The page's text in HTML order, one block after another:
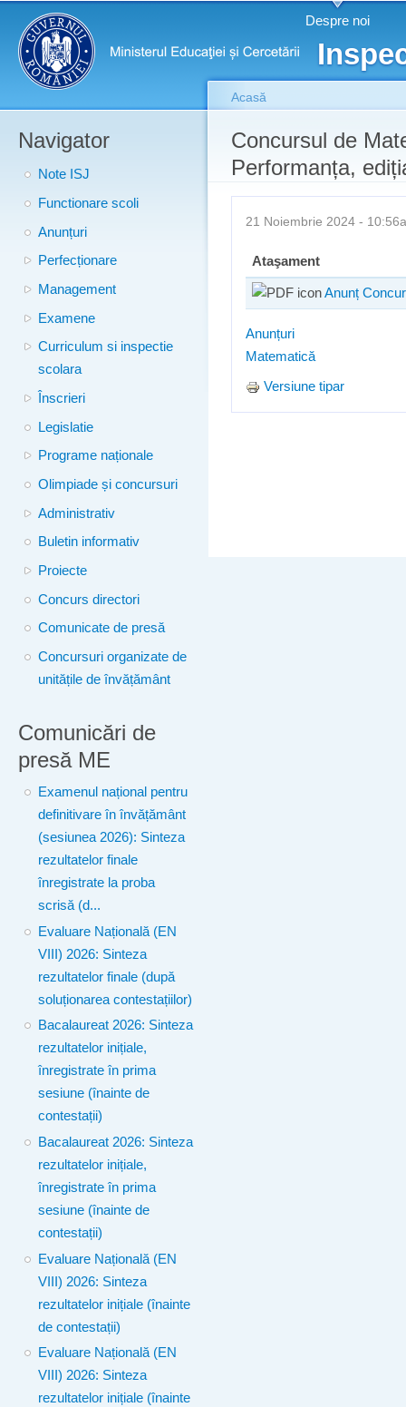
Meniu principal Despre noi
Navigator
Note ISJ
Functionare scoli
Anunțuri
Perfecționare
Management
Examene
Curriculum si inspectie
scolara
Înscrieri
Legislatie
Programe naționale
Olimpiade și concursuri
Administrativ
Buletin informativ
Proiecte
Concurs directori
Comunicate de presă
Concursuri organizate de
unitățile de învățământ
Comunicări de
presă ME
Examenul național pentru
definitivare în învățământ
(sesiunea 2026): Sinteza
rezultatelor finale
înregistrate la proba
scrisă (d...
Evaluare Națională (EN
VIII) 2026: Sinteza
rezultatelor finale (după
soluționarea contestațiilor)
Bacalaureat 2026: Sinteza
rezultatelor inițiale,
înregistrate în prima
sesiune (înainte de
contestații)
Bacalaureat 2026: Sinteza
rezultatelor inițiale,
înregistrate în prima
sesiune (înainte de
contestații)
Evaluare Națională (EN
VIII) 2026: Sinteza
rezultatelor inițiale (înainte
de contestații)
Evaluare Națională (EN
VIII) 2026: Sinteza
rezultatelor inițiale (înainte
Eşti aici
Acasă
Concursul de
Performanța,
21 Noiembrie 2024 -
Ataşament
Anunț
Anunțuri
Matematică
Versiune tipar